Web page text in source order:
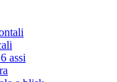
assi